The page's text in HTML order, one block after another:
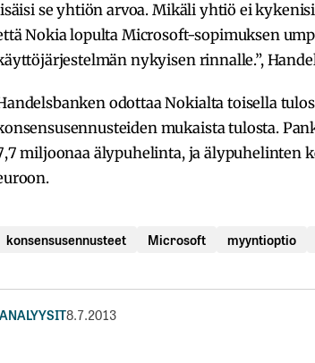
se yhtiön arvoa. Mikäli yhtiö ei
Nokia lopulta Microsoft-sopimuksen
nykyisen rinnalle.”,
odottaa Nokialta toisella
mukaista tulosta.
miljoonaa älypuhelinta, ja älypuhelinten
konsensusennusteet Microsoft myyntioptio
8.7.2013